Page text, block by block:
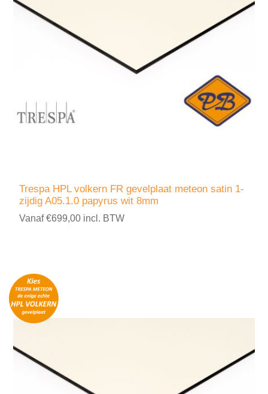
Trespa HPL volkern FR gevelplaat meteon satin 1-
zijdig A05.1.0 papyrus wit 8mm
Vanaf €699,00 incl. BTW